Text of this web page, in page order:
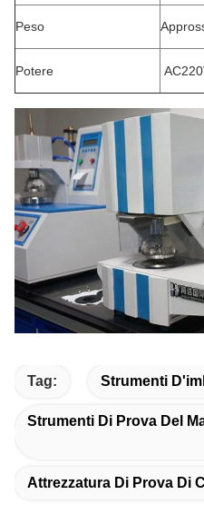
Peso
Potere
Tag: Strumenti
Strumenti Di Prova Del
Attrezzatura Di Prova Di